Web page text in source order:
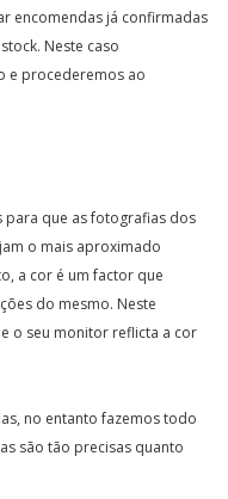
encomendas já confirmadas
Neste caso
e procederemos ao
que as fotografias dos
o mais aproximado
a cor é um factor que
do mesmo. Neste
o seu monitor reflicta a cor
no entanto fazemos todo
são tão precisas quanto